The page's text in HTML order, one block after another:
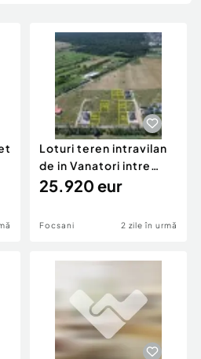
profesionale
Loturi teren intravilan
de in Vanatori intre
576mp - 612mp
25.920 eur
Focsani 2 zile în urmă